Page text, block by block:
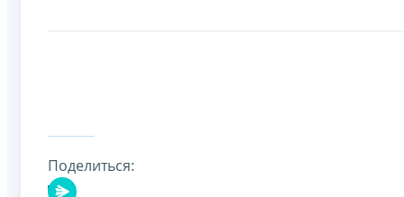
Поделиться: